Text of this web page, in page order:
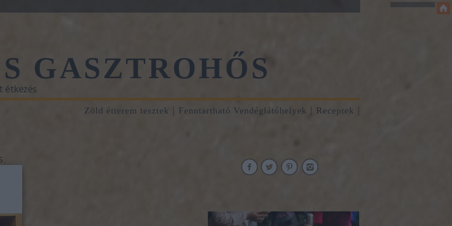
GASZTROHŐS
étkezés
Zöld étterem tesztek Fenntartható Vendéglátóhelyek Receptek